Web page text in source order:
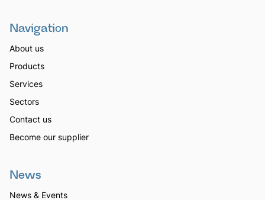
Navigation
About us
Products
Services
Sectors
Contact us
Become our supplier
News
News & Events